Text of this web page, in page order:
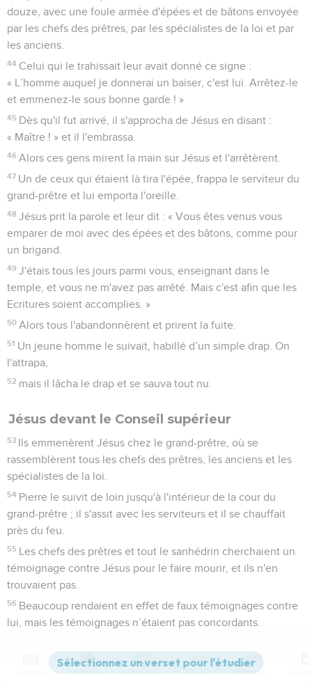
douze, avec une foule armée d'épées et de bâtons envoyée
par les chefs des prêtres, par les spécialistes de la loi et par
les anciens.
44 Celui qui le trahissait leur avait donné ce signe :
« L’homme auquel je donnerai un baiser, c'est lui. Arrêtez-le
et emmenez-le sous bonne garde ! »
45 Dès qu'il fut arrivé, il s'approcha de Jésus en disant :
« Maître ! » et il l'embrassa.
46 Alors ces gens mirent la main sur Jésus et l'arrêtèrent.
47 Un de ceux qui étaient là tira l'épée, frappa le serviteur du
grand-prêtre et lui emporta l'oreille.
48 Jésus prit la parole et leur dit : « Vous êtes venus vous
emparer de moi avec des épées et des bâtons, comme pour
un brigand.
49 J'étais tous les jours parmi vous, enseignant dans le
temple, et vous ne m'avez pas arrêté. Mais c'est afin que les
Ecritures soient accomplies. »
50 Alors tous l'abandonnèrent et prirent la fuite.
51 Un jeune homme le suivait, habillé d’un simple drap. On
l'attrapa,
52 mais il lâcha le drap et se sauva tout nu.
Jésus devant le Conseil supérieur
53 Ils emmenèrent Jésus chez le grand-prêtre, où se
rassemblèrent tous les chefs des prêtres, les anciens et les
spécialistes de la loi.
54 Pierre le suivit de loin jusqu'à l'intérieur de la cour du
grand-prêtre ; il s'assit avec les serviteurs et il se chauffait
près du feu.
55 Les chefs des prêtres et tout le sanhédrin cherchaient un
témoignage contre Jésus pour le faire mourir, et ils n'en
trouvaient pas.
56 Beaucoup rendaient en effet de faux témoignages contre
lui, mais les témoignages n’étaient pas concordants.
témoignage contre lui en disant :
Versions Commentaires Strong